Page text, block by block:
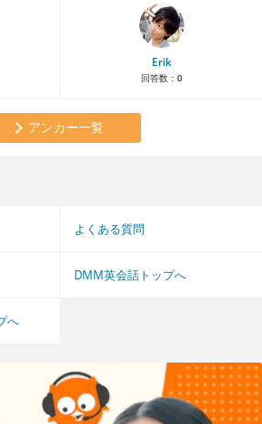
Erik
回答数： 0
アンカー一覧
よくある質問
DMM英会話トップへ
へ